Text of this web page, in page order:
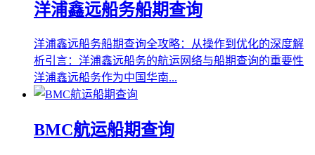
洋浦鑫远船务船期查询
洋浦鑫远船务船期查询全攻略：从操作到优化的深度解
析引言：洋浦鑫远船务的航运网络与船期查询的重要性
洋浦鑫远船务作为中国华南...
BMC航运船期查询